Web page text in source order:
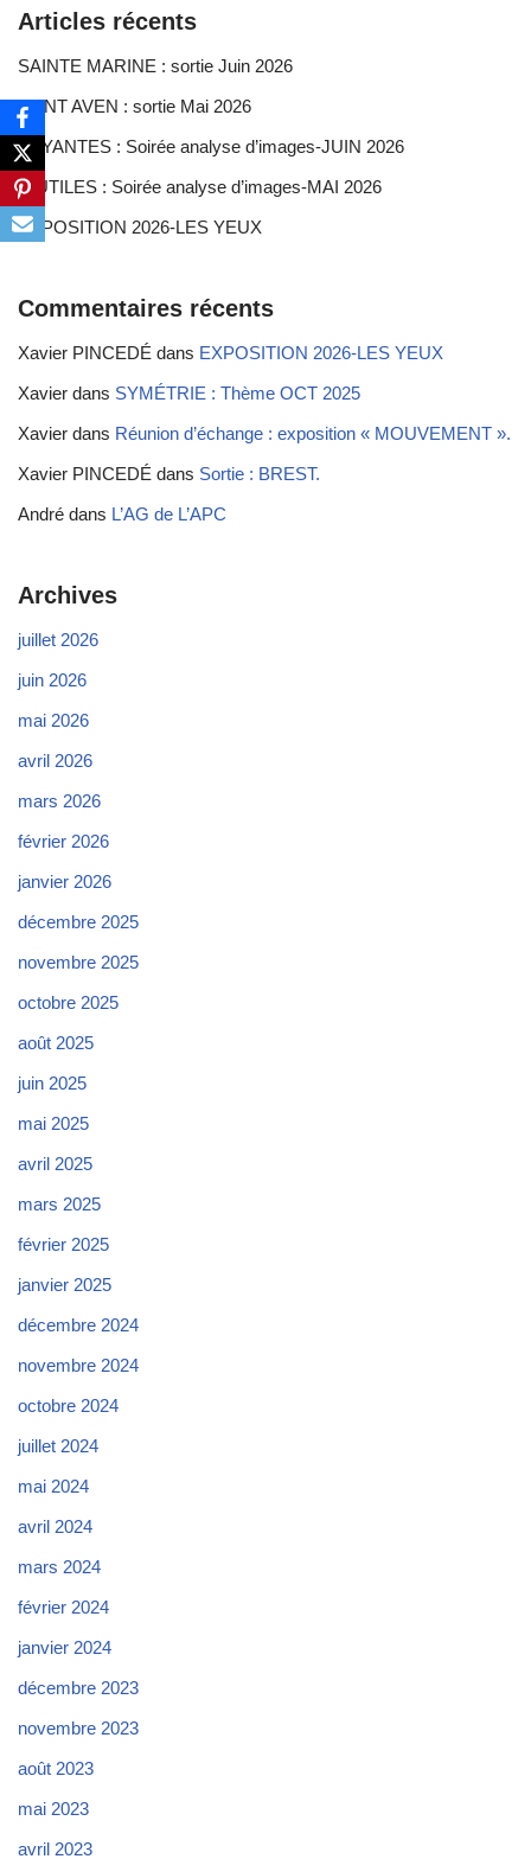
Articles récents
SAINTE MARINE : sortie Juin 2026
PONT AVEN : sortie Mai 2026
FUYANTES : Soirée analyse d’images-JUIN 2026
INUTILES : Soirée analyse d’images-MAI 2026
EXPOSITION 2026-LES YEUX
Commentaires récents
Xavier PINCEDÉ dans EXPOSITION 2026-LES YEUX
Xavier dans SYMÉTRIE : Thème OCT 2025
Xavier dans Réunion d’échange : exposition « MOUVEMENT ».
Xavier PINCEDÉ dans Sortie : BREST.
André dans L’AG de L’APC
Archives
juillet 2026
juin 2026
mai 2026
avril 2026
mars 2026
février 2026
janvier 2026
décembre 2025
novembre 2025
octobre 2025
août 2025
juin 2025
mai 2025
avril 2025
mars 2025
février 2025
janvier 2025
décembre 2024
novembre 2024
octobre 2024
juillet 2024
mai 2024
avril 2024
mars 2024
février 2024
janvier 2024
décembre 2023
novembre 2023
août 2023
mai 2023
avril 2023